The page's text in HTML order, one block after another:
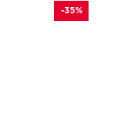
-35%